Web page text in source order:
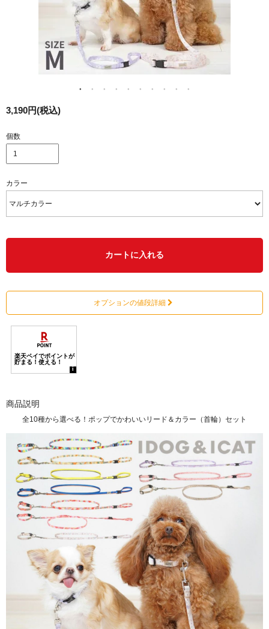
3,190円(税込)
個数
カラー
カートに入れる
オプションの値段詳細
商品説明
全10種から選べる！ポップでかわいいリード＆カラー（首輪）セット